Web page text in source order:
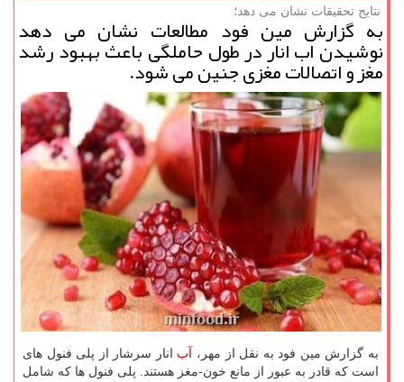
نتایج تحقیقات نشان می دهد؛
به گزارش مین فود مطالعات نشان می دهد
نوشیدن اب انار در طول حاملگی باعث بهبود رشد
مغز و اتصالات مغزی جنین می شود.
به گزارش مین فود به نقل از مهر، آب انار سرشار از پلی فنول های
است كه قادر به عبور از مانع خون-مغز هستند. پلی فنول ها كه شامل